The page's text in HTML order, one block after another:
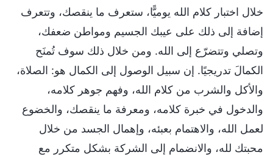
خلال اختبار كلام الله يوميًّا، ستعرف ما ينقصك، وتتعرف
إضافة إلى ذلك على عيبك الجسيم ومواطن ضعفك،
وتصلي وتتضرّع إلى الله. ومن خلال ذلك سوف تُمنَح
الكمالَ تدريجيًا. إن سبيل الوصول إلى الكمال هو: الصلاة،
والأكل والشرب من كلام الله، وفهم جوهر كلامه،
والدخول في خبرة كلامه، ومعرفة ما ينقصك، والخضوع
لعمل الله، والاهتمام بعبئه، وإهمال الجسد من خلال
محبتك لله، والانضمام إلى الشركة بشكل متكرر مع